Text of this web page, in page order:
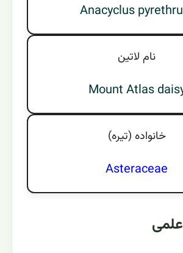
Anacyclus
نام لاتين
Mount Atlas
خانواده (تيره)
Asteraceae